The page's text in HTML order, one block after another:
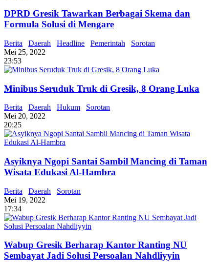
DPRD Gresik Tawarkan Berbagai Skema dan
Formula Solusi di Mengare
Berita Daerah Headline Pemerintah
Sorotan
Mei 25, 2022
23:53
Minibus Seruduk Truk di Gresik, 8 Orang Luka
Berita Daerah Hukum
Sorotan
Mei 20, 2022
20:25
Asyiknya Ngopi Santai Sambil Mancing di Taman
Wisata Edukasi Al-Hambra
Berita Daerah
Sorotan
Mei 19, 2022
17:34
Wabup Gresik Berharap Kantor Ranting NU
Sembayat Jadi Solusi Persoalan Nahdliyyin